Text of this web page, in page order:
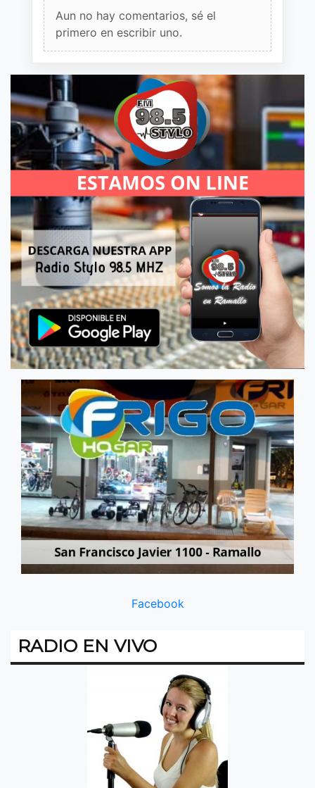
Aun no hay comentarios, sé el
primero en escribir uno.
Facebook
RADIO EN VIVO